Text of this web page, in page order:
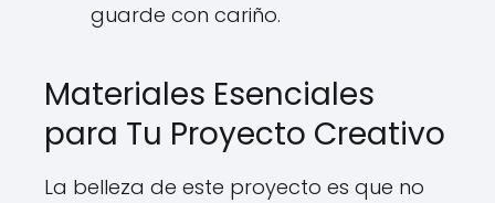
guarde con cariño.
Materiales Esenciales
para Tu Proyecto Creativo
La belleza de este proyecto es que no